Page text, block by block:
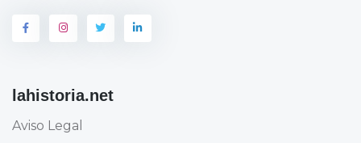
lahistoria.net
Aviso Legal